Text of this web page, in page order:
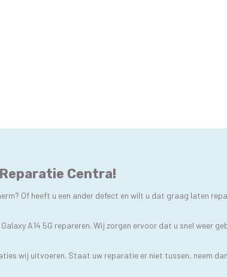
Centra!
Of heeft u een ander defect en wilt u dat graag laten
A14 5G repareren. Wij zorgen ervoor dat u snel weer
wij uitvoeren. Staat uw reparatie er niet tussen, neem